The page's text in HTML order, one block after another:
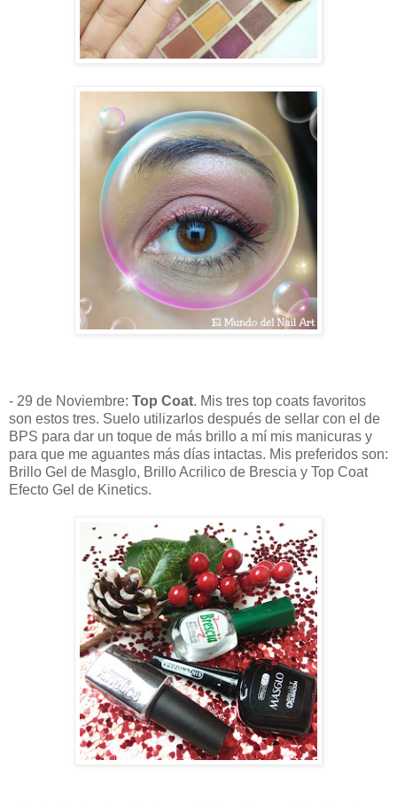
- 29 de Noviembre: Top Coat. Mis tres top coats favoritos
son estos tres. Suelo utilizarlos después de sellar con el de
BPS para dar un toque de más brillo a mí mis manicuras y
para que me aguantes más días intactas. Mis preferidos son:
Brillo Gel de Masglo, Brillo Acrilico de Brescia y Top Coat
Efecto Gel de Kinetics.